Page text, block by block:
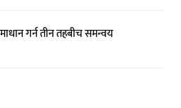
गर्न तीन तहबीच समन्वय